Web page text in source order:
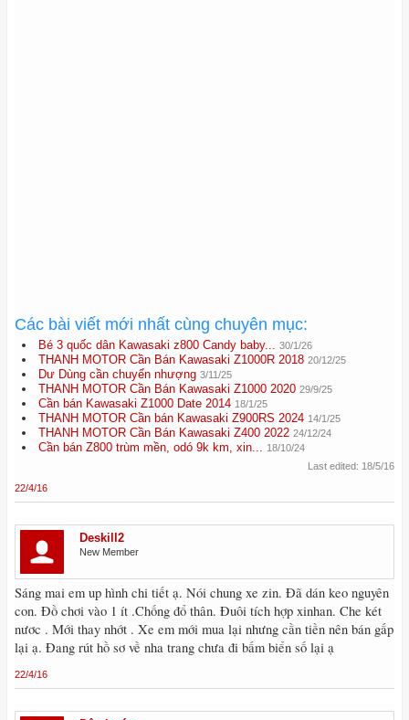
Các bài viết mới nhất cùng chuyên mục:
Bé 3 quốc dân Kawasaki z800 Candy baby... 30/1/26
THANH MOTOR Cần Bán Kawasaki Z1000R 2018 20/12/25
Dư Dùng cần chuyển nhượng 3/11/25
THANH MOTOR Cần Bán Kawasaki Z1000 2020 29/9/25
Cần bán Kawasaki Z1000 Date 2014 18/1/25
THANH MOTOR Cần bán Kawasaki Z900RS 2024 14/1/25
THANH MOTOR Cần Bán Kawasaki Z400 2022 24/12/24
Cần bán Z800 trùm mền, odó 9k km, xin... 18/10/24
Last edited: 18/5/16
22/4/16
Deskill2
New Member
Sáng mai em up hình chi tiết ạ. Nói chung xe zin. Đã dán keo nguyên
con. Đồ chơi vào 1 ít .Chống đổ thân. Đuôi tích hợp xinhan. Che két
nươc . Mới thay nhớt . Xe em mới mua lại nhưng cần tiền nên bán gấp
lại ạ. Đang rút hồ sơ về nha trang chưa đi bấm biển số lại ạ
22/4/16